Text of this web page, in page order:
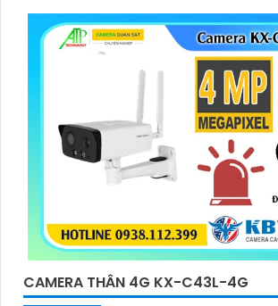
CAMERA THÂN 4G KX-C43L-4G